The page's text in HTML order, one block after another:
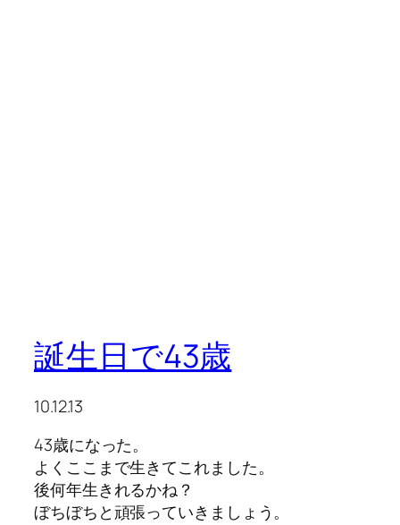
誕生日で43歳
10.12.13
43歳になった。
よくここまで生きてこれました。
後何年生きれるかね？
ぼちぼちと頑張っていきましょう。